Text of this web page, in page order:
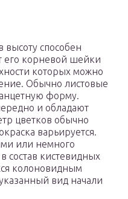
высоту способен
его корневой шейки
которых можно
Обычно листовые
форму.
и обладают
цветков обычно
варьируется.
или немного
состав кистевидных
колоновидным
вид начали